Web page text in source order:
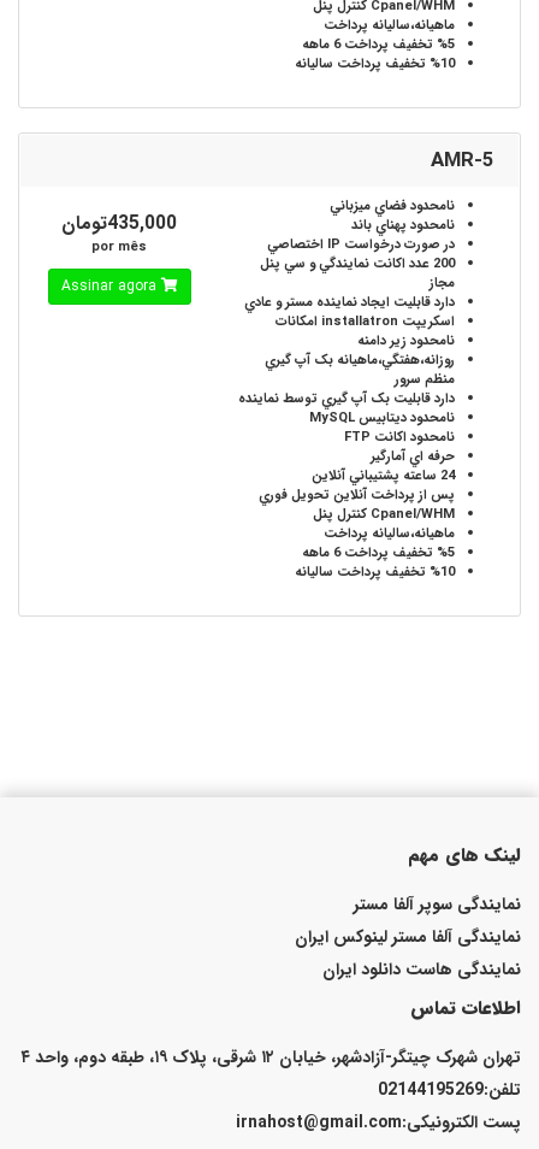
Cpanel/WHM کنترل پنل
ماهيانه،ساليانه پرداخت
%5 تخفيف پرداخت 6 ماهه
%10 تخفيف پرداخت ساليانه
AMR-5
نامحدودفضاي ميزباني
نامحدود پهناي باند
در صورت درخواست
200 عدد
اکانت نمايندگي و سي پنل
مجاز
داردقابليت ايجاد نماينده مستر و عادي
اسکريپت installatron
امکانات
نامحدود زير دامنه
روزانه،هفتگي،ماهيانه بک آپ گيري
منظم سرور
داردقابليت بک آپ گيري توسط نماينده
نامحدودديتابيس MySQL
نامحدود اکانت FTP
حرفه ايآمارگير
24 ساعته
پشتيباني آنلاين
پس از پرداخت آنلاين تحويل فوري
Cpanel/WHM کنترل پنل
ماهيانه،ساليانه پرداخت
%5 تخفيف پرداخت 6 ماهه
%10 تخفيف پرداخت ساليانه
435,000تومان
por mês
Assinar agora
لینک های مهم
نمایندگی سوپر آلفا مستر
نمایندگی آلفا مستر لینوکس ایران
نمایندگی هاست دانلود ایران
اطلاعات تماس
تهران شهرک چیتگر-آزادشهر، خیابان ۱۲ شرقی، پلاک ۱۹، طبقه دوم، واحد ۴
تلفن:02144195269
پست الكترونیكی:irnahost@gmail.com